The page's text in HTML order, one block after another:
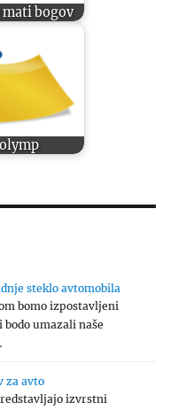
mati bogov
olymp
steklo avtomobila
bomo izpostavljeni
umazali naše
za avto
izvrstni